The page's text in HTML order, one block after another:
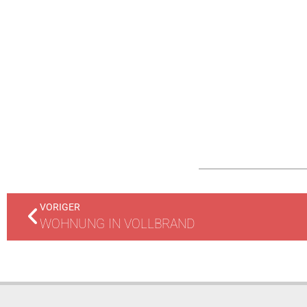
VORIGER
WOHNUNG IN VOLLBRAND